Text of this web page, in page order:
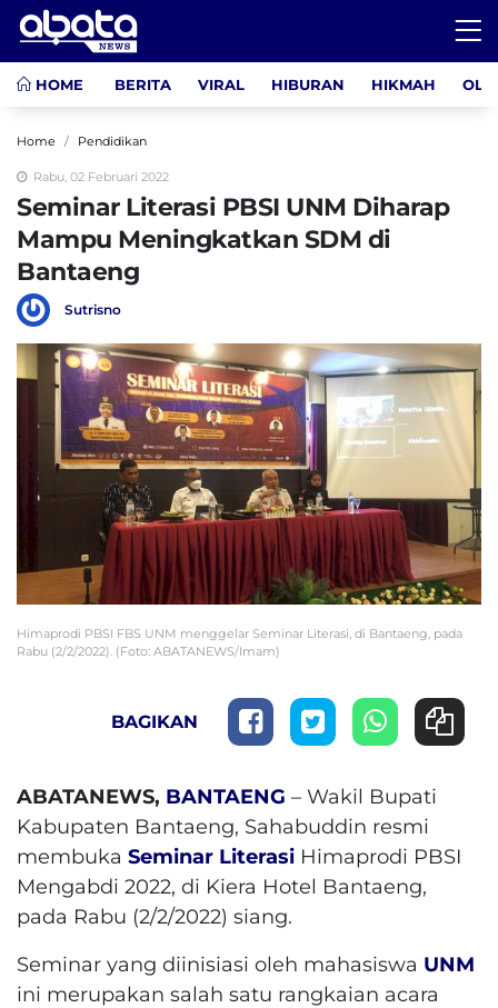
HOME BERITA VIRAL HIBURAN HIKMAH
Home Pendidikan
Rabu, 02 Februari 2022
Seminar Literasi PBSI UNM Diharap
Mampu Meningkatkan SDM di
Bantaeng
Sutrisno
Himaprodi PBSI FBS UNM menggelar Seminar Literasi, di Bantaeng, pada
Rabu (2/2/2022). (Foto: ABATANEWS/Imam)
BAGIKAN
ABATANEWS, BANTAENG – Wakil Bupati
Kabupaten Bantaeng, Sahabuddin resmi
membuka Seminar Literasi Himaprodi PBSI
Mengabdi 2022, di Kiera Hotel Bantaeng,
pada Rabu (2/2/2022) siang.
Seminar yang diinisiasi oleh mahasiswa UNM
ini merupakan salah satu rangkaian acara